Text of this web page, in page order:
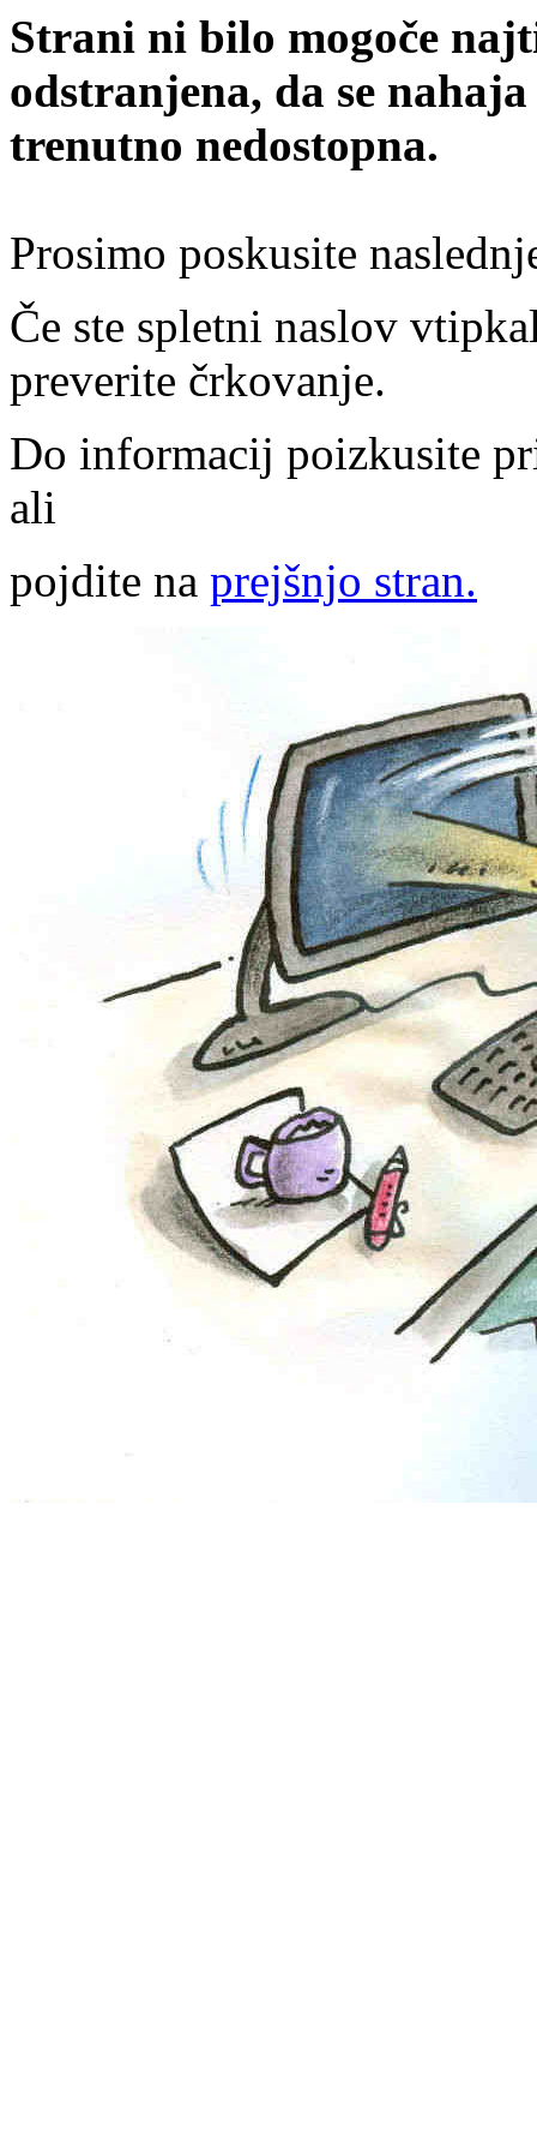
Strani ni bilo mogoče
odstranjena, da se
trenutno nedostopna.
Prosimo poskusite
Če ste spletni naslov
preverite črkovanje.
Do informacij poizkusite
ali
pojdite na prejšnjo stran.